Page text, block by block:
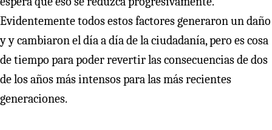
Evidentemente todos estos factores generaron un daño
y y cambiaron el día a día de la ciudadanía, pero es cosa
de tiempo para poder revertir las consecuencias de dos
de los años más intensos para las más recientes
generaciones.